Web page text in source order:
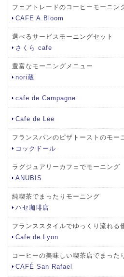
フェアトレードのコーヒーモーニン
CAFE A.Bloom
選べるサービスモーニングセット
さくら cafe
豊富なモーニングメニュー
nori蔵
cafe de Campagne
Cafe de Lee
フランスパンのピザトーストのモー
コックドール
ラグジュアリーカフェでモーニング
ANUBIS
純喫茶でまったりモーニング
ハセ珈琲店
フランススタイルでゆっくり流れる
Cafe de Lyon
コーヒーの美味しい喫茶店でまった
CAFÉ San Rafael